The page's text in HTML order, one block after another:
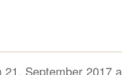
21. September 2017